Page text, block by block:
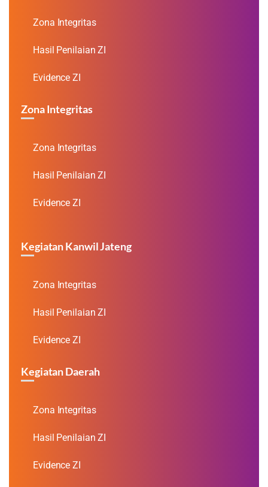
Zona Integritas
Hasil Penilaian ZI
Evidence ZI
Zona Integritas
Zona Integritas
Hasil Penilaian ZI
Evidence ZI
Kegiatan Kanwil Jateng
Zona Integritas
Hasil Penilaian ZI
Evidence ZI
Kegiatan Daerah
Zona Integritas
Hasil Penilaian ZI
Evidence ZI